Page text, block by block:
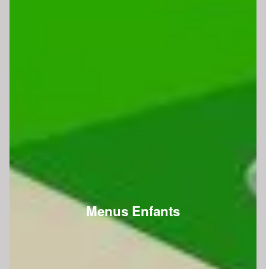
Menus Enfants